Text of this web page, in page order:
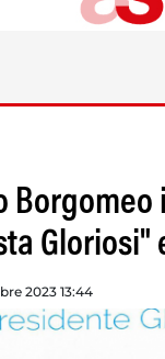
Gloriosi"
2023 13:44